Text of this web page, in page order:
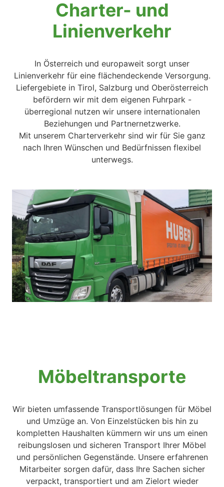
Charter- und
Linienverkehr
In Österreich und europaweit sorgt unser
Linienverkehr für eine flächendeckende Versorgung.
Liefergebiete in Tirol, Salzburg und Oberösterreich
befördern wir mit dem eigenen Fuhrpark -
überregional nutzen wir unsere internationalen
Beziehungen und Partnernetzwerke.
Mit unserem Charterverkehr sind wir für Sie ganz
nach Ihren Wünschen und Bedürfnissen flexibel
unterwegs.
Möbeltransporte
Wir bieten umfassende Transportlösungen für Möbel
und Umzüge an. Von Einzelstücken bis hin zu
kompletten Haushalten kümmern wir uns um einen
reibungslosen und sicheren Transport Ihrer Möbel
und persönlichen Gegenstände. Unsere erfahrenen
Mitarbeiter sorgen dafür, dass Ihre Sachen sicher
verpackt, transportiert und am Zielort wieder